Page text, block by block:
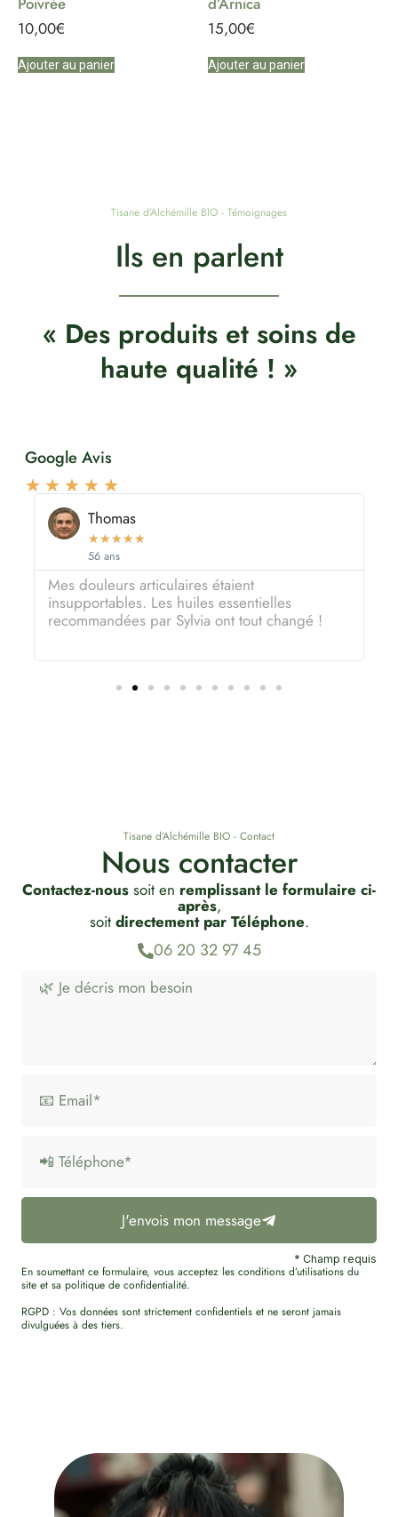
10,00€
Ajouter au panier
15,00€
Ajouter au panier
Tisane d’Alchémille BIO - Témoignages
Ils en parlent
« Des produits et soins de
haute qualité ! »
Google Avis
★ ★ ★ ★ ★
Thomas
★★★★★
56 ans
Mes douleurs articulaires étaient
insupportables. Les huiles essentielles
recommandées par Sylvia ont tout changé !
Tisane d’Alchémille BIO - Contact
Nous contacter
Contactez-nous soit en remplissant le formulaire ci-
après,
soit directement par Téléphone.
06 20 32 97 45
J'envois mon message
* Champ requis
En soumettant ce formulaire, vous acceptez les conditions d’utilisations du
site et sa politique de confidentialité.
RGPD : Vos données sont strictement confidentiels et ne seront jamais
divulguées à des tiers.